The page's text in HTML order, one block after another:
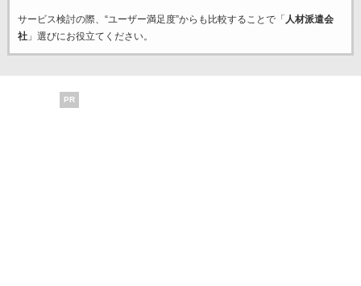
サービス検討の際、“ユーザー満足度”からも比較することで「 人材派遣会
社」選びにお役立てください。
PR